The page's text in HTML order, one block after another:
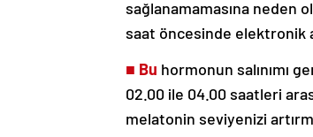
sağlanamamasına neden
saat öncesinde elektronik
■ Bu hormonun salınımı
02.00 ile 04.00 saatleri
melatonin seviyenizi